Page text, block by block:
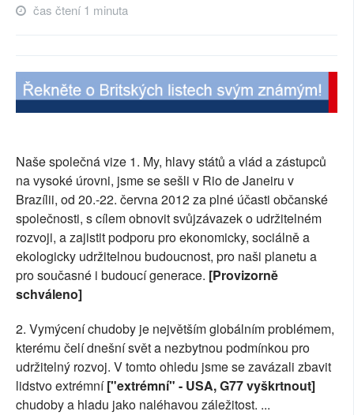
RUBRIKY
čas čtení 1 minuta
Naše společná vize 1. My, hlavy států a vlád a zástupců
na vysoké úrovni, jsme se sešli v Rio de Janeiru v
Brazílii, od 20.-22. června 2012 za plné účasti občanské
společnosti, s cílem obnovit svůjzávazek o udržitelném
rozvoji, a zajistit podporu pro ekonomicky, sociálně a
ekologicky udržitelnou budoucnost, pro naši planetu a
pro současné i budoucí generace. [Provizorně
schváleno]
2. Vymýcení chudoby je největším globálním problémem,
kterému čelí dnešní svět a nezbytnou podmínkou pro
udržitelný rozvoj. V tomto ohledu jsme se zavázali zbavit
lidstvo extrémní["extrémní" - USA, G77 vyškrtnout]
chudoby a hladu jako naléhavou záležitost. ...